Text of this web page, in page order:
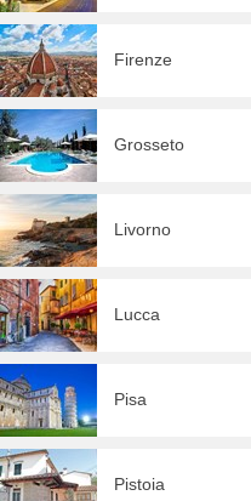
Firenze
Grosseto
Livorno
Lucca
Pisa
Pistoia